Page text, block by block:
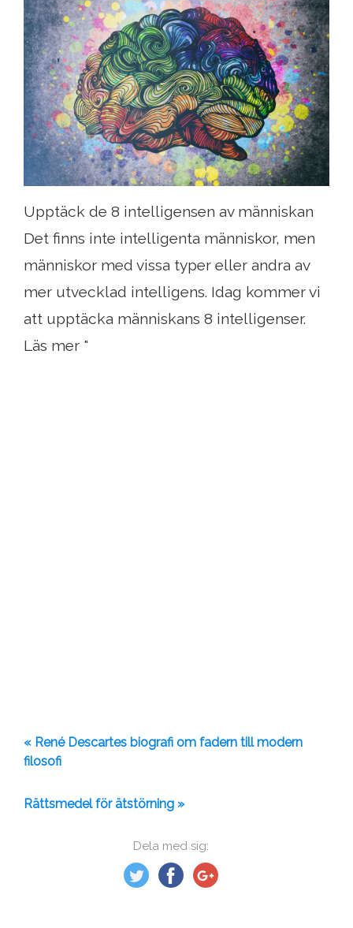
Dela med sig:
Upptäck de 8 intelligensen av människan
Det finns inte intelligenta människor, men
människor med vissa typer eller andra av
mer utvecklad intelligens. Idag kommer vi
att upptäcka människans 8 intelligenser.
Läs mer "
« René Descartes biografi om fadern till modern
filosofi
Rättsmedel för ätstörning »